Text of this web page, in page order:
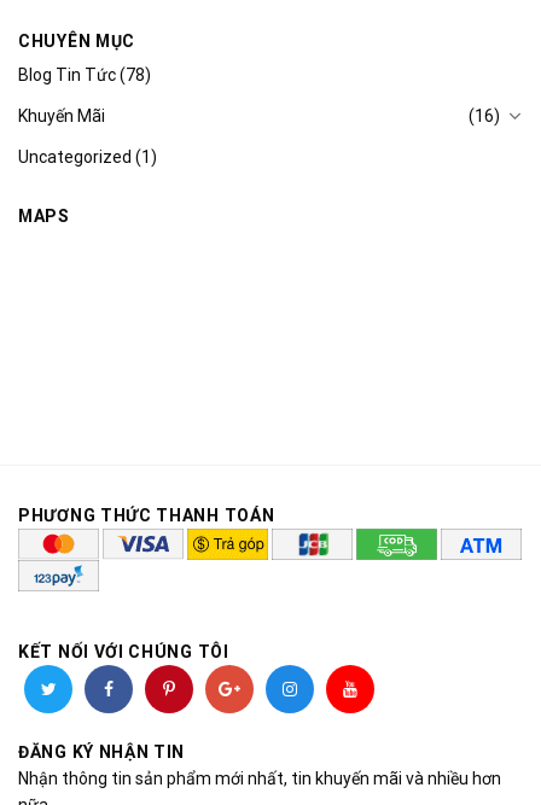
CHUYÊN MỤC
Blog Tin Tức(78)
Khuyến Mãi (16)
Uncategorized (1)
MAPS
PHƯƠNG THỨC THANH TOÁN
KẾT NỐI VỚI CHÚNG TÔI
ĐĂNG KÝ NHẬN TIN
Nhận thông tin sản phẩm mới nhất, tin khuyến mãi và nhiều hơn